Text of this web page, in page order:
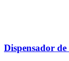
Dispensador